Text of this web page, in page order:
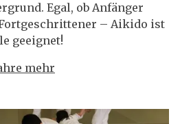
Egal, ob Anfänger
– Aikido ist
geeignet!
mehr